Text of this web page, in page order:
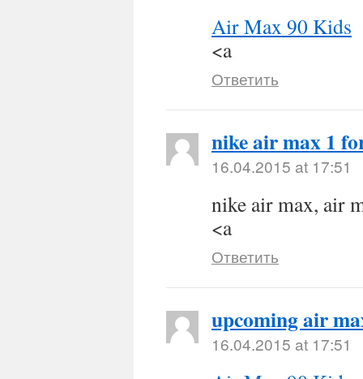
Air Max 90 Kids
<a
Ответить
nike air max 1
16.04.2015 at 17:51
nike air max, air
<a
Ответить
upcoming air
16.04.2015 at 17:51